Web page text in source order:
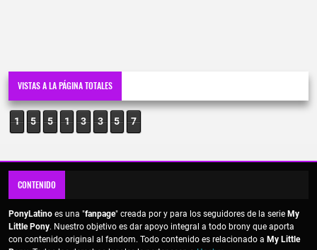
VISTAS A LA PÁGINA TOTALES
1 5 5 1 3 3 5 7
CONTENIDO
PonyLatino es una "fanpage" creada por y para los seguidores de la serie My
Little Pony. Nuestro objetivo es dar apoyo integral a todo brony que aporta
con contenido original al fandom. Todo contenido es relacionado a My Little